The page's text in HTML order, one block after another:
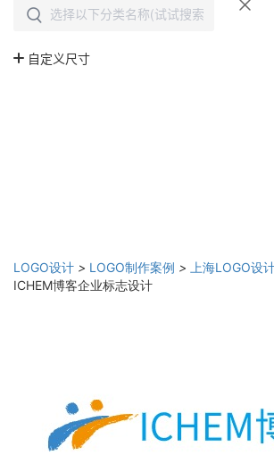
LOGO设计 > LOGO制作案例 > 上海LOGO设
ICHEM博客企业标志设计